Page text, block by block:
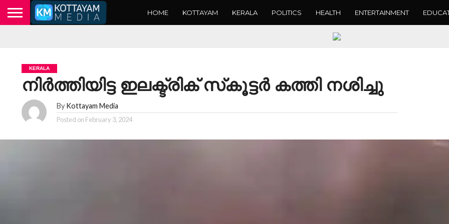
HOME KOTTAYAM KERALA POLITICS HEALTH ENTERTAINMENT
KERALA
നിർത്തിയിട്ട ഇലക്ട്രിക് സ്‌കൂട്ടർ കത്തി നശിച്ചു
By Kottayam Media
Posted on February 3, 2024